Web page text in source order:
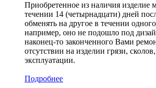
Приобретенное из наличия изделие
течении 14 (четырнадцати) дней
обменять на другое в течении
например, оно не подошло под
наконец-то законченного Вами
отсутствии на изделии грязи,
эксплуатации.
Подробнее